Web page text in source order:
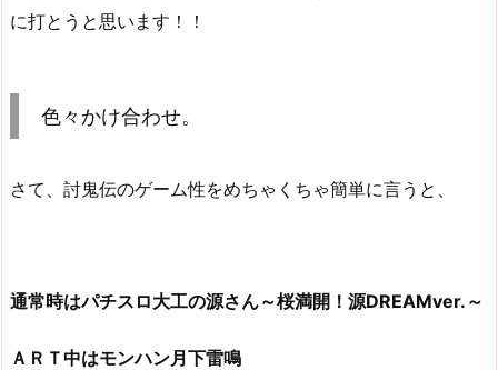
に打とうと思います！！
色々かけ合わせ。
さて、討鬼伝のゲーム性をめちゃくちゃ簡単に言うと、
通常時はパチスロ大工の源さん～桜満開！源DREAMver.～
ＡＲＴ中はモンハン月下雷鳴